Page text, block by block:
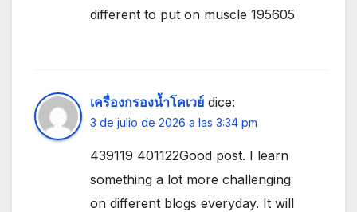
different to put on muscle 195605
เครื่องกรองน้ำโคเวย์ dice:
3 de julio de 2026 a las 3:34 pm
439119 401122Good post. I learn
something a lot more challenging
on different blogs everyday. It will